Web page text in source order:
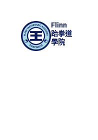
Flinn
跆拳道
學院